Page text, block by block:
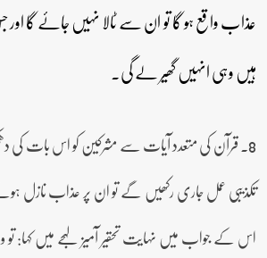
عذاب واقع ہو گا تو ان سے ٹالا نہیں جائے گا اور
ہیں وہی انہیں گھیر لے گی۔
8۔ قرآن کی متعدد آیات سے مشرکین کو اس بات کی
تکذیبی عمل جاری رکھیں گے تو ان پر عذاب نازل
اس کے جواب میں نہایت تحقیر آمیز لہجے میں کہا: تو